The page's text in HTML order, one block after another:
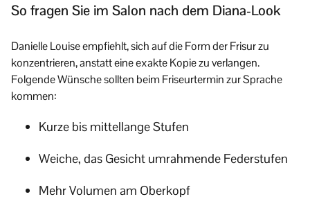
So fragen Sie im Salon nach dem Diana-Look
Danielle Louise empfiehlt, sich auf die Form der Frisur zu
konzentrieren, anstatt eine exakte Kopie zu verlangen.
Folgende Wünsche sollten beim Friseurtermin zur Sprache
kommen:
Kurze bis mittellange Stufen
Weiche, das Gesicht umrahmende Federstufen
Mehr Volumen am Oberkopf